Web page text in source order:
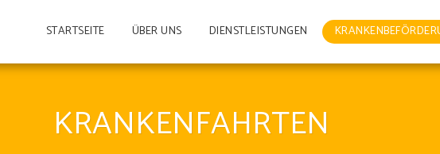
STARTSEITE ÜBER UNS DIENSTLEISTUNGEN
KRANKENFAHRTEN